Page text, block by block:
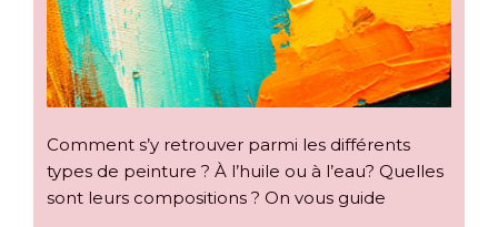
Comment s’y retrouver parmi les différents
types de peinture ? À l’huile ou à l’eau? Quelles
sont leurs compositions ? On vous guide